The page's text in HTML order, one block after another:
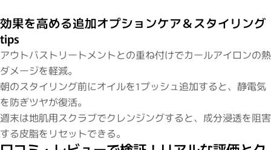
効果を高める追加オプションケア＆スタイリング
tips
アウトバストリートメントとの重ね付けでカールアイロンの熱
ダメージを軽減。
朝のスタイリング前にオイルを1プッシュ追加すると、静電気
を防ぎツヤが復活。
週末は地肌用スクラブでクレンジングすると、成分浸透を阻害
する皮脂をリセットできる。